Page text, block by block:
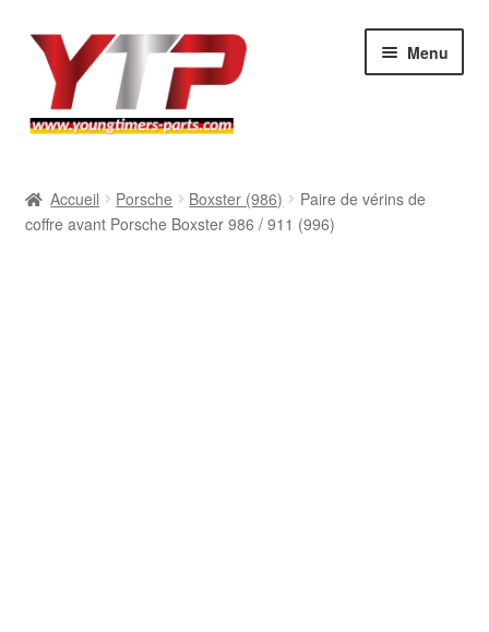
Aller
navigation
Aller
contenu
Menu
BMW
Accueil Porsche Boxster (986)
Paire de vérins de
coffre avant Porsche Boxster 986 / 911 (996)